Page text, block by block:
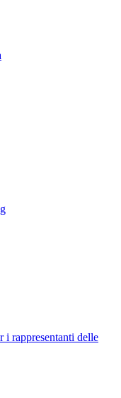
i rappresentanti delle